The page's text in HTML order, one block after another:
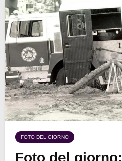
FOTO DEL GIORNO
Foto del giorno: